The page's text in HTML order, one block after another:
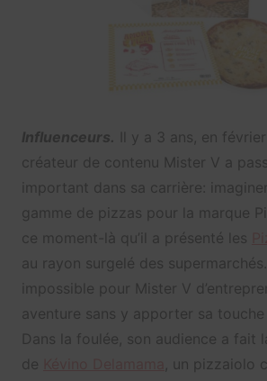
Influenceurs.
Il y a 3 ans, en
créateur de contenu Mister V a
important dans sa carrière:
gamme de pizzas pour la marque
ce moment-là qu’il a présenté les
au rayon surgelé des
impossible pour Mister V
aventure sans y apporter sa touche
Dans la foulée, son audience a fait
de
, un pizzaiolo